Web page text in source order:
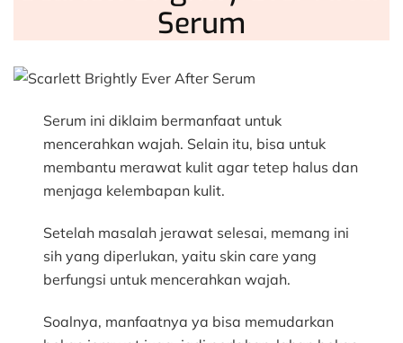
Serum
Serum ini diklaim bermanfaat untuk
mencerahkan wajah. Selain itu, bisa untuk
membantu merawat kulit agar tetep halus dan
menjaga kelembapan kulit.
Setelah masalah jerawat selesai, memang ini
sih yang diperlukan, yaitu skin care yang
berfungsi untuk mencerahkan wajah.
Soalnya, manfaatnya ya bisa memudarkan